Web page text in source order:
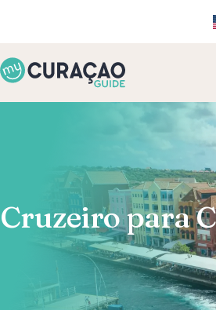
Cruzeiro para